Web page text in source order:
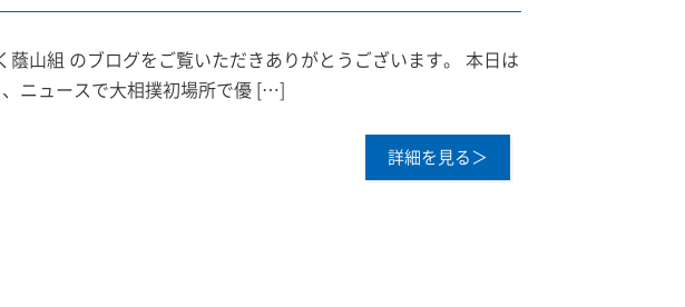
山組 のブログをご覧いただきありがとうございます。 本日は
ニュースで大相撲初場所で優 […]
詳細を見る＞